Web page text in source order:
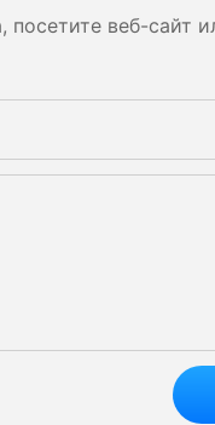
посетите веб-сайт